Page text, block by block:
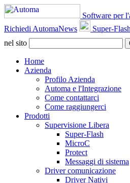
Software per
Richiedi AutomaNews
Super-Flash
nel sito
Home
Azienda
Profilo Azienda
Automa e l'Integrazione
Come contattarci
Come raggiungerci
Prodotti
Supervisione Libera
Super-Flash
MicroC
Protect
Messaggi di sistema
Driver comunicazione
Driver Nativi